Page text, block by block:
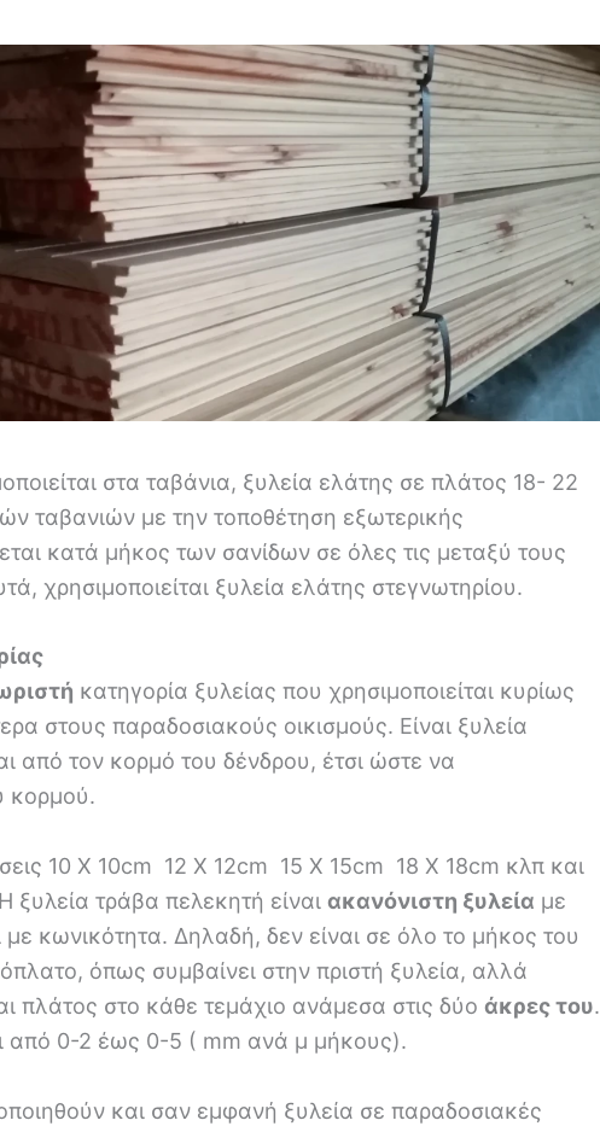
στα ταβάνια, ξυλεία ελάτης σε πλάτος 18- 22
ταβανιών με την τοποθέτηση εξωτερικής
κατά μήκος των σανίδων σε όλες τις μεταξύ τους
χρησιμοποιείται ξυλεία ελάτης στεγνωτηρίου.
κατηγορία ξυλείας που χρησιμοποιείται κυρίως
στους παραδοσιακούς οικισμούς. Είναι ξυλεία
από τον κορμό του δένδρου, έτσι ώστε να
κορμού.
10 X 10cm 12 X 12cm 15 X 15cm 18 X 18cm κλπ και
τράβα πελεκητή είναι ακανόνιστη ξυλεία με
κωνικότητα. Δηλαδή, δεν είναι σε όλο το μήκος του
όπως συμβαίνει στην πριστή ξυλεία, αλλά
πλάτος στο κάθε τεμάχιο ανάμεσα στις δύο άκρες του.
από 0-2 έως 0-5 ( mm ανά μ μήκους).
και σαν εμφανή ξυλεία σε παραδοσιακές